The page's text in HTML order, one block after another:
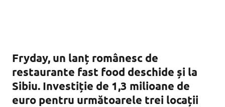
Fryday, un lanț românesc de
restaurante fast food deschide și la
Sibiu. Investiție de 1,3 milioane de
euro pentru următoarele trei locații